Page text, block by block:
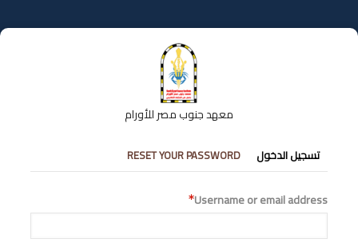
إلى
المحتوى
معهد جنوب مصر للأورام
التبويبات
الأساسية
تسجيل الدخول RESET YOUR PASSWORD
Username or email address